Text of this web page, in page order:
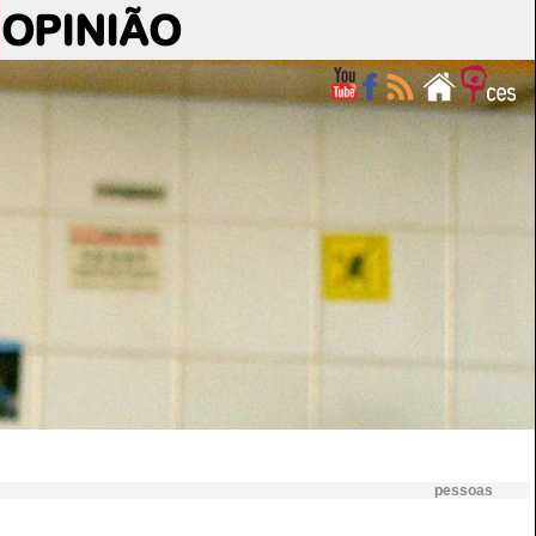
OPINIÃO
pessoas